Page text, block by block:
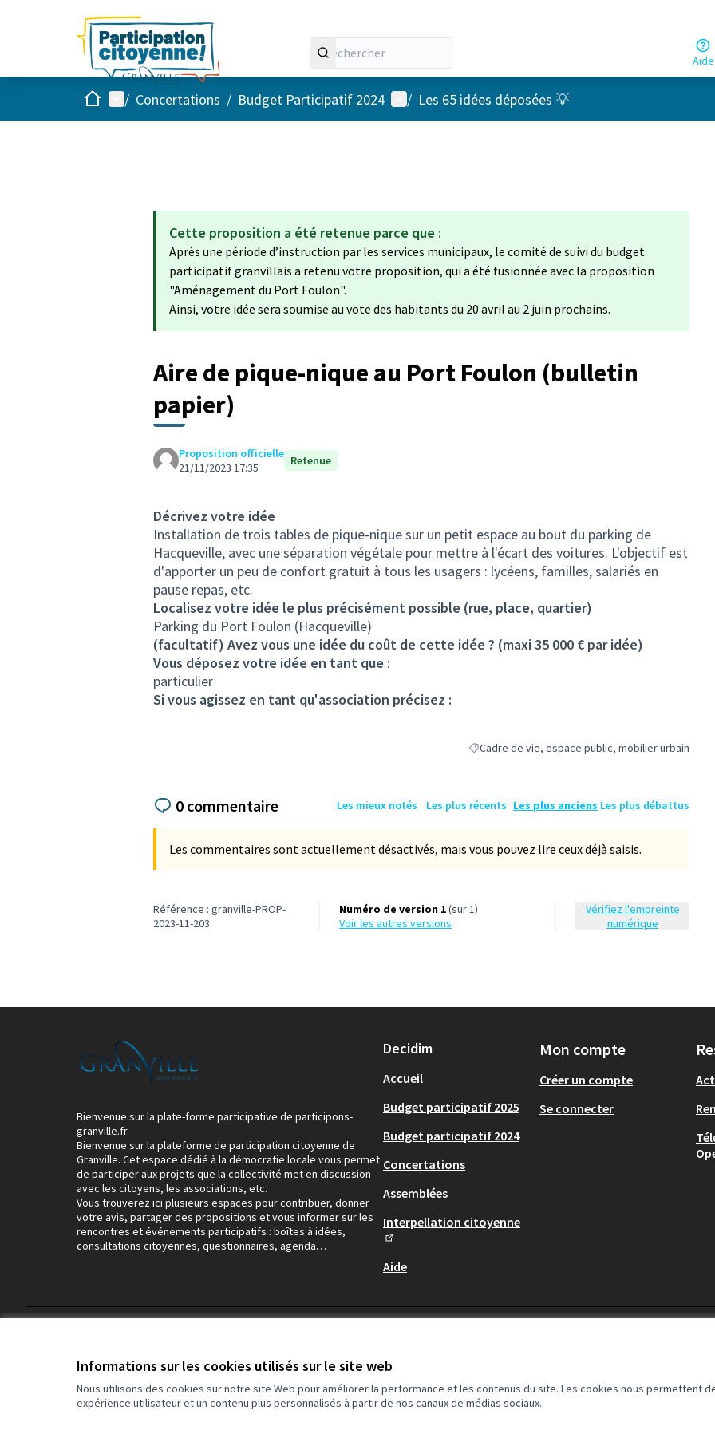
Informations sur les cookies utilisés sur le site web
Nous utilisons des cookies sur notre site Web pour améliorer la performance et les contenus du site. Les cookies nous permettent
expérience utilisateur et un contenu plus personnalisés à partir de nos canaux de médias sociaux.
Aide
AccueilMenu principal
/ Concertations / Budget Participatif 2024 Menu utilisateur
/ Les 65 idées déposées 💡
Cette proposition a été retenue parce que :
Après une période d’instruction par les services municipaux, le comité de suivi du budget
participatif granvillais a retenu votre proposition, qui a été fusionnée avec la proposition
"Aménagement du Port Foulon".
Ainsi, votre idée sera soumise au vote des habitants du 20 avril au 2 juin prochains.
Aire de pique-nique au Port Foulon (bulletin
papier)
Proposition officielle
21/11/2023 17:35
Retenue
Décrivez votre idée
Installation de trois tables de pique-nique sur un petit espace au bout du parking de
Hacqueville, avec une séparation végétale pour mettre à l'écart des voitures. L'objectif est
d'apporter un peu de confort gratuit à tous les usagers : lycéens, familles, salariés en
pause repas, etc.
Localisez votre idée le plus précisément possible (rue, place, quartier)
Parking du Port Foulon (Hacqueville)
(facultatif) Avez vous une idée du coût de cette idée ? (maxi 35 000 € par idée)
Vous déposez votre idée en tant que :
particulier
Si vous agissez en tant qu'association précisez :
Filtrer les résultats de la catégorie : Cadre de vie,
Cadre de vie, espace public, mobilier urbain
0 commentaire Les mieux notés Les plus récents Les plus anciens Les plus débattus
Les commentaires sont actuellement désactivés, mais vous pouvez lire ceux déjà saisis.
Référence : granville-PROP-
2023-11-203
Numéro de version 1(sur 1)
voir les autres versions
Vérifiez l'empreinte
numérique
Bienvenue sur la plate-forme participative de participons-
granville.fr.
Bienvenue sur la plateforme de participation citoyenne de
Granville. Cet espace dédié à la démocratie locale vous permet
de participer aux projets que la collectivité met en discussion
avec les citoyens, les associations, etc.
Vous trouverez ici plusieurs espaces pour contribuer, donner
votre avis, partager des propositions et vous informer sur les
rencontres et événements participatifs : boîtes à idées,
consultations citoyennes, questionnaires, agenda…
Decidim
Accueil
Budget participatif 2025
Budget participatif 2024
Concertations
Assemblées
Interpellation citoyenne
Aide
Mon compte
Créer un compte
Se connecter